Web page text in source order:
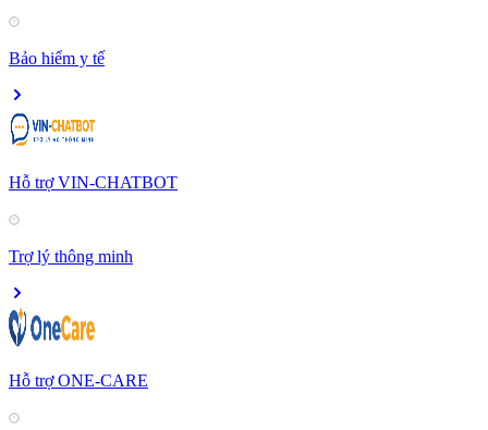
Bảo hiểm y tế
Hỗ trợ VIN-CHATBOT
Trợ lý thông minh
Hỗ trợ ONE-CARE